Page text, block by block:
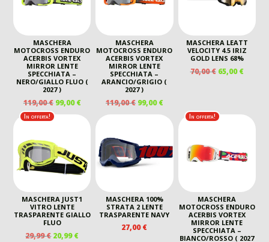
MASCHERA
MOTOCROSS ENDURO
ACERBIS VORTEX
MIRROR LENTE
SPECCHIATA –
NERO/GIALLO FLUO (
2027 )
119,00€ IL
PREZZO
ORIGINALE
119,00 €.
99,00€IL
PREZZO
ATTUALE
99,00 €.
MASCHERA
MOTOCROSS ENDURO
ACERBIS VORTEX
MIRROR LENTE
SPECCHIATA –
ARANCIO/GRIGIO (
2027 )
119,00€ IL
PREZZO
ORIGINALE
119,00 €.
99,00€IL
PREZZO
ATTUALE
99,00 €.
MASCHERA LEATT
VELOCITY 4.5 IRIZ
GOLD LENS 68%
70,00€ IL
70,00 €.
65,00€IL
65,00
In offerta!
MASCHERA JUST1
VITRO LENTE
TRASPARENTE GIALLO
FLUO
29,99€ IL
20,99€IL
MASCHERA 100%
STRATA 2 LENTE
TRASPARENTE NAVY
27,00€
In offerta!
MASCHERA
MOTOCROSS ENDURO
ACERBIS VORTEX
MIRROR LENTE
SPECCHIATA –
BIANCO/ROSSO ( 2027